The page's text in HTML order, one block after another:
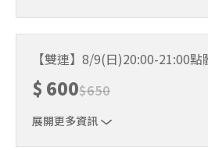
制。歡迎邀請親友一同報名參加，
人數未達開班門檻，或因天候不佳
情況安排延期或併班處理。 ⚠️ 報名
無法上課，僅提供課程延期選項，
與課程異動規則】。報名後視為您
【雙連】8/9(日)20:00-21:00
$ 600$650
展開更多資訊